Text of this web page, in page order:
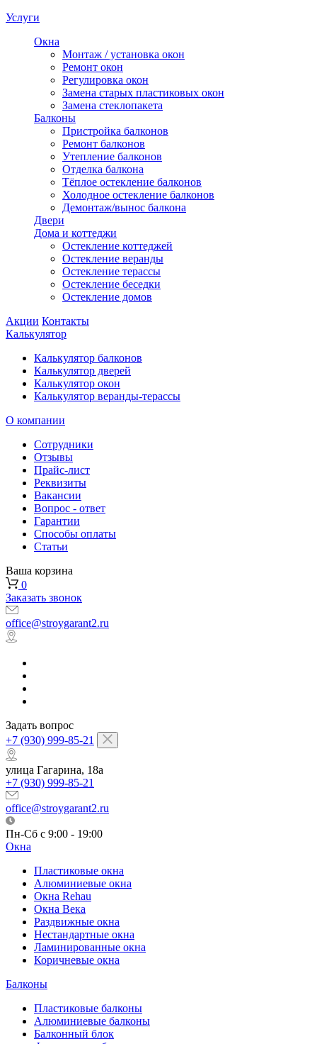
Услуги
Окна
Монтаж / установка окон
Ремонт окон
Регулировка окон
Замена старых пластиковых окон
Замена стеклопакета
Балконы
Пристройка балконов
Ремонт балконов
Утепление балконов
Отделка балкона
Тёплое остекление балконов
Холодное остекление балконов
Демонтаж/вынос балкона
Двери
Дома и коттеджи
Остекление коттеджей
Остекление веранды
Остекление терассы
Остекление беседки
Остекление домов
Акции Контакты
Калькулятор
Калькулятор балконов
Калькулятор дверей
Калькулятор окон
Калькулятор веранды-терассы
О компании
Сотрудники
Отзывы
Прайс-лист
Реквизиты
Вакансии
Вопрос - ответ
Гарантии
Способы оплаты
Статьи
Ваша корзина
0
Заказать звонок
office@stroygarant2.ru
Задать вопрос
+7 (930) 999-85-21
улица Гагарина, 18а
+7 (930) 999-85-21
office@stroygarant2.ru
Пн-Сб с 9:00 - 19:00
Окна
Пластиковые окна
Алюминиевые окна
Окна Rehau
Окна Века
Раздвижные окна
Нестандартные окна
Ламинированные окна
Коричневые окна
Балконы
Пластиковые балконы
Алюминиевые балконы
Балконный блок